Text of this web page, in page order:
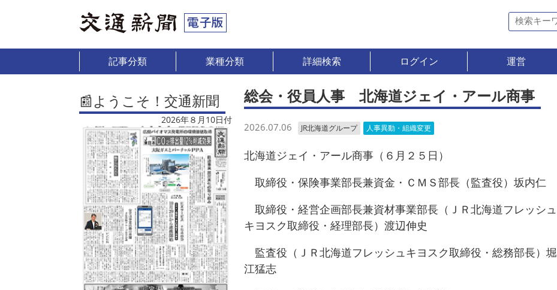
記事分類 業種分類 詳細検索 ログイン 運営
📰ようこそ！交通新聞
2026年８月10日付
総会・役員人事 北海道ジェイ・アール商事
2026.07.06 JR北海道グループ 人事異動・組織変更
北海道ジェイ・アール商事（６月２５日）
取締役・保険事業部長兼資金・ＣＭＳ部長（監査役）坂内仁
取締役・経営企画部長兼資材事業部長（ＪＲ北海道フレッシュ
キヨスク取締役・経理部長）渡辺伸史
監査役（ＪＲ北海道フレッシュキヨスク取締役・総務部長）堀
江猛志